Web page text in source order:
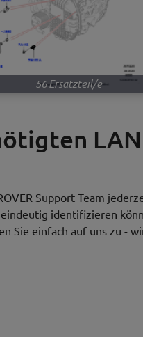
56 Ersatzteil/e
Support Team
identifizieren
Sie einfach auf uns zu -